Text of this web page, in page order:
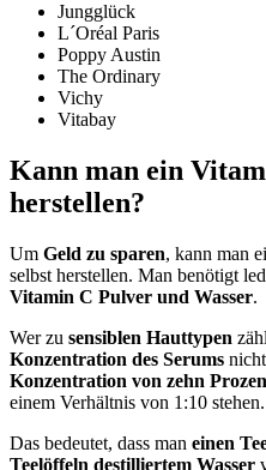
Jungglück
L´Oréal Paris
Poppy Austin
The Ordinary
Vichy
Vitabay
Kann man ein
herstellen?
Um Geld zu sparen, kann man
selbst herstellen. Man benötigt
Vitamin C Pulver und Wasser.
Wer zu sensiblen Hauttypen
Konzentration des Serums
Konzentration von zehn
einem Verhältnis von 1:10 stehen.
Das bedeutet, dass man einen
Teelöffeln destilliertem Wasser